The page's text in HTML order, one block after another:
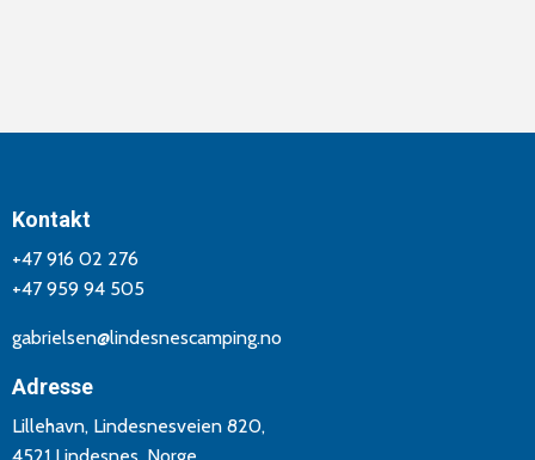
Kontakt
+47 916 02 276
+47 959 94 505
gabrielsen@lindesnescamping.no
Adresse
Lillehavn, Lindesnesveien 820,